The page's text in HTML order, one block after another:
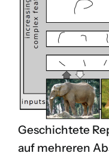
Geschichtete
auf mehreren